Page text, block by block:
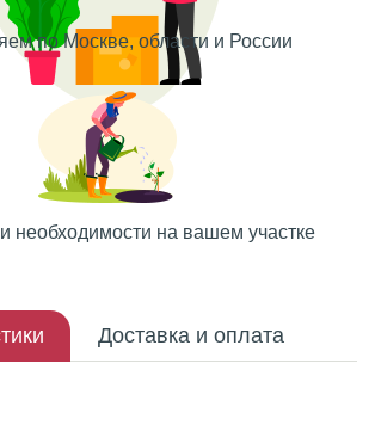
по Москве, области и России
необходимости на вашем участке
Доставка и оплата